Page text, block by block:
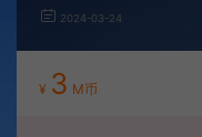
2024-03-24
¥ 3 M币